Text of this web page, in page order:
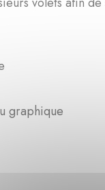
graphique